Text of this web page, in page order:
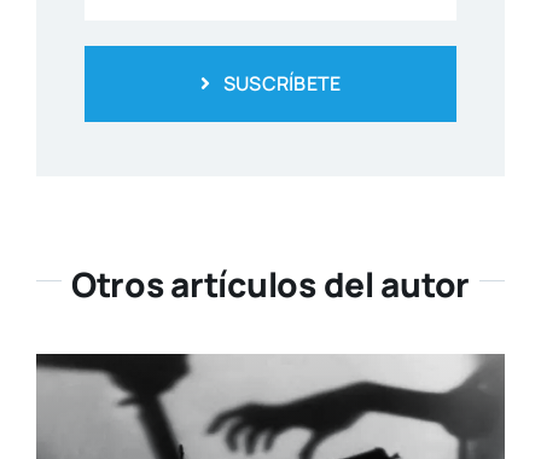
SUSCRÍBETE
Otros artículos del autor